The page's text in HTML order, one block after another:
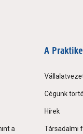
a
A
Cégünk
Hírek
Társadalmi